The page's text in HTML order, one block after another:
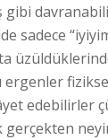
gibi
sadece
ergenler
edebilirler